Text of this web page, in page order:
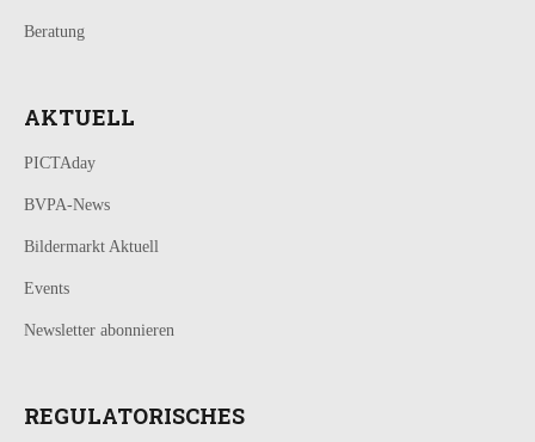
Beratung
AKTUELL
PICTAday
BVPA-News
Bildermarkt Aktuell
Events
Newsletter abonnieren
REGULATORISCHES